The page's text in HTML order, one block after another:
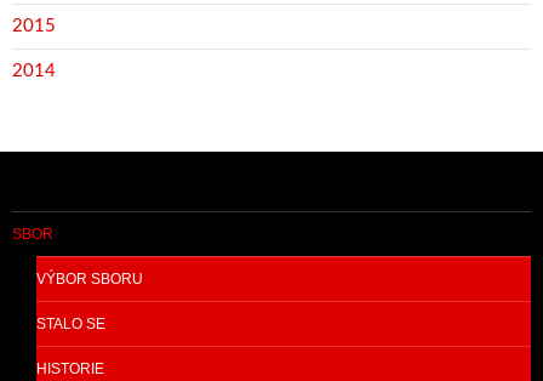
2015
2014
SBOR
VÝBOR SBORU
STALO SE
HISTORIE